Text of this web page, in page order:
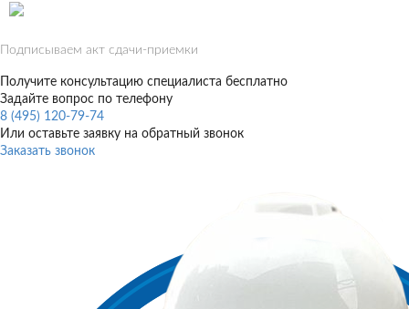
Подписываем акт сдачи-приемки
Получите консультацию специалиста бесплатно
Задайте вопрос по телефону
8 (495) 120-79-74
Или оставьте заявку на обратный звонок
Заказать звонок